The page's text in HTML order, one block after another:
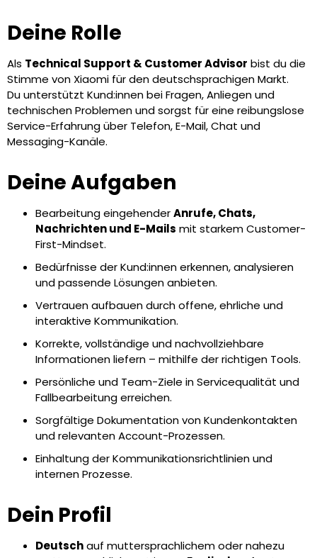
Deine Rolle
Als Technical Support & Customer Advisor bist du die
Stimme von Xiaomi für den deutschsprachigen Markt.
Du unterstützt Kund:innen bei Fragen, Anliegen und
technischen Problemen und sorgst für eine reibungslose
Service-Erfahrung über Telefon, E-Mail, Chat und
Messaging-Kanäle.
Deine Aufgaben
Bearbeitung eingehenderAnrufe, Chats,
Nachrichten und E-Mails mit starkem Customer-
First-Mindset.
Bedürfnisse der Kund:innen erkennen, analysieren
und passende Lösungen anbieten.
Vertrauen aufbauen durch offene, ehrliche und
interaktive Kommunikation.
Korrekte, vollständige und nachvollziehbare
Informationen liefern – mithilfe der richtigen Tools.
Persönliche und Team-Ziele in Servicequalität und
Fallbearbeitung erreichen.
Sorgfältige Dokumentation von Kundenkontakten
und relevanten Account-Prozessen.
Einhaltung der Kommunikationsrichtlinien und
internen Prozesse.
Dein Profil
Deutschauf muttersprachlichem oder nahezu